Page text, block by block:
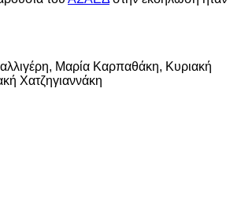
Μαρία Καρπαθάκη, Κυριακή
Χατζηγιαννάκη